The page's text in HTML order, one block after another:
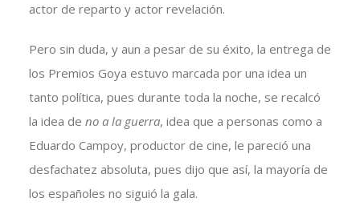
actor de reparto y actor revelación.
Pero sin duda, y aun a pesar de su éxito, la entrega de
los Premios Goya estuvo marcada por una idea un
tanto política, pues durante toda la noche, se recalcó
la idea de no a la guerra, idea que a personas como a
Eduardo Campoy, productor de cine, le pareció una
desfachatez absoluta, pues dijo que así, la mayoría de
los españoles no siguió la gala.